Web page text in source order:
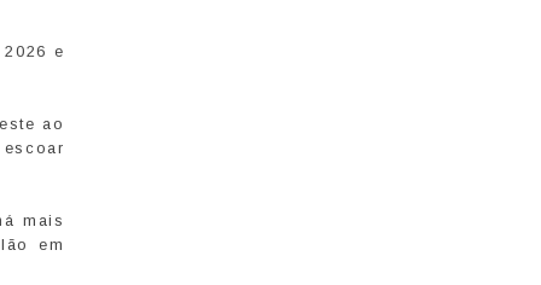
e
ao
mais
em